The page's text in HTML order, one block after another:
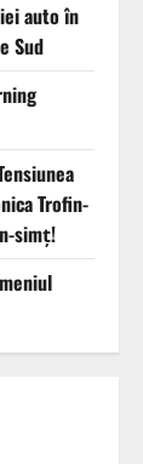
auto în
Sud
Trofin-
simț!